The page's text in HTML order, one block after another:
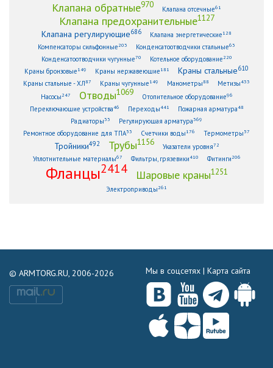
Клапана обратные970 Клапана отсечные61
Клапана предохранительные1127
Клапана регулирующие686 Клапана энергетические128
Компенсаторы сильфонные 203 Конденсатоотводчики стальные63
Конденсатоотводчики чугунные70 Котельное оборудование 220
Краны бронзовые149 Краны нержавеющие181 Краны стальные610
Краны стальные - ХЛ87 Краны чугунные149 Манометры88 Метизы433
Насосы 247 Отводы1069 Отопительное оборудование96
Переключающие устройства46 Переходы441 Пожарная арматура48
Радиаторы33 Регулирующая арматура369
Ремонтное оборудование для ТПА53 Счетчики воды176 Термометры 57
Тройники492 Трубы1156 Указатели уровня72
Уплотнительные материалы67 Фильтры, грязевики410 Фитинги 206
Фланцы2414 Шаровые краны1251
Электроприводы 261
© ARMTORG.RU, 2006-2026 Мы в соцсетях | Карта сайта